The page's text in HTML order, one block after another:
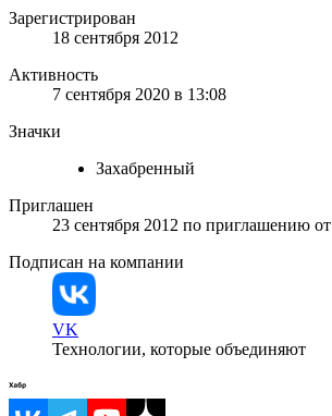
Зарегистрирован
18 сентября 2012
Активность
7 сентября 2020 в 13:08
Значки
Захабренный
Приглашен
23 сентября 2012 по приглашению от
Подписан на компании
VK
Технологии, которые объединяют